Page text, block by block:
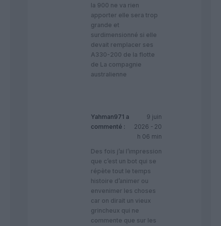
la 900 ne va rien
apporter elle sera trop
grande et
surdimensionné si elle
devait remplacer ses
A330-200 de la flotte
de La compagnie
australienne
Yahman971 a
commenté :
9 juin
2026 - 20
h 06 min
Des fois j’ai l’impression
que c’est un bot qui se
répète tout le temps
histoire d’animer ou
envenimer les choses
car on dirait un vieux
grincheux qui ne
commente que sur les